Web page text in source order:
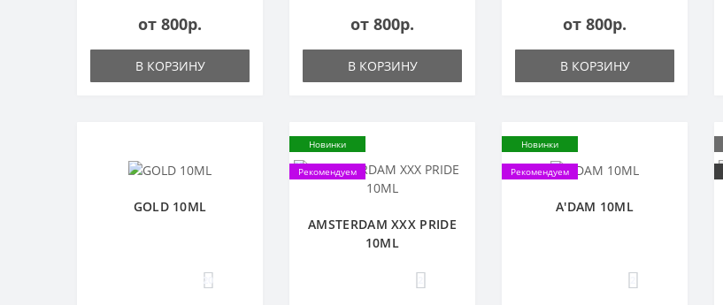
от 800р.
В КОРЗИНУ
от 800р.
В КОРЗИНУ
от 800р.
В КОРЗИНУ
GOLD 10ML
20
Новинки
Рекомендуем
AMSTERDAM XXX PRIDE
10ML
Новинки
Рекомендуем
A'DAM 10ML